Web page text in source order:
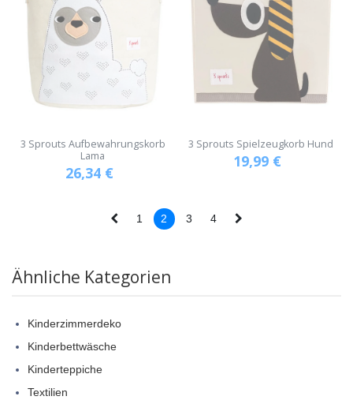
3 Sprouts Aufbewahrungskorb
Lama
26,34 €
3 Sprouts Spielzeugkorb Hund
19,99 €
1 2 3 4
Ähnliche Kategorien
Kinderzimmerdeko
Kinderbettwäsche
Kinderteppiche
Textilien